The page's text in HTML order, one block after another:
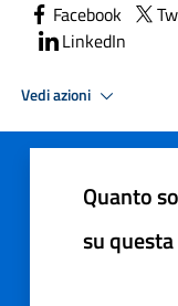
Facebook
LinkedIn
Vedi azioni
Quanto
su